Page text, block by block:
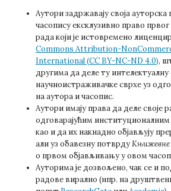
Аутори задржавају своја
часопису ексклузивно право
рада који је истовремено
Commons Attribution-
International (CC BY-NC-ND 4.0),
другима да деле ту интелектуалну
научноистраживачке сврхе уз
на аутора и часопис.
Аутори имају права да деле своје
одговарајућим
као и да их накнадно објављују
али уз обавезну потврдуКњижевне
о првом објављивању у овом
Ауторима је дозвољено, чак се и
радове вирално (нпр. на